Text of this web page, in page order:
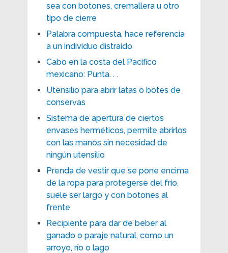
sea con botones, cremallera u otro
tipo de cierre
Palabra compuesta, hace referencia
a un individuo distraído
Cabo en la costa del Pacífico
mexicano: Punta. . .
Utensilio para abrir latas o botes de
conservas
Sistema de apertura de ciertos
envases herméticos, permite abrirlos
con las manos sin necesidad de
ningún utensilio
Prenda de vestir que se pone encima
de la ropa para protegerse del frío,
suele ser largo y con botones al
frente
Recipiente para dar de beber al
ganado o paraje natural, como un
arroyo, río o lago